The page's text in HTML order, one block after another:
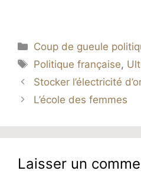
Catégories
Coup de gueule
Étiquettes
Politique française,
Stocker l’électricité
L’école des femmes
Laisser un